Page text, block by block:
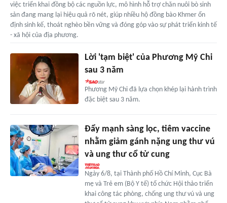
việc triển khai đồng bộ các nguồn lực, mô hình hỗ trợ chăn nuôi bò sinh
sản đang mang lại hiệu quả rõ nét, giúp nhiều hộ đồng bào Khmer ổn
định sinh kế, thoát nghèo bền vững và đóng góp vào sự phát triển kinh tế
- xã hội của địa phương.
Lời 'tạm biệt' của Phương Mỹ Chi
sau 3 năm
Phương Mỹ Chi đã lựa chọn khép lại hành trình
đặc biệt sau 3 năm.
Đẩy mạnh sàng lọc, tiêm vaccine
nhằm giảm gánh nặng ung thư vú
và ung thư cổ tử cung
Ngày 6/8, tại Thành phố Hồ Chí Minh, Cục Bà
mẹ và Trẻ em (Bộ Y tế) tổ chức Hội thảo triển
khai công tác phòng, chống ung thư vú và ung